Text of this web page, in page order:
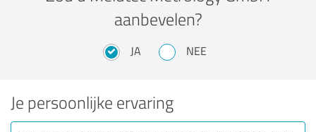
aanbevelen?
JA NEE
Je persoonlijke ervaring